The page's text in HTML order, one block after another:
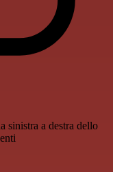
sinistra a destra dello